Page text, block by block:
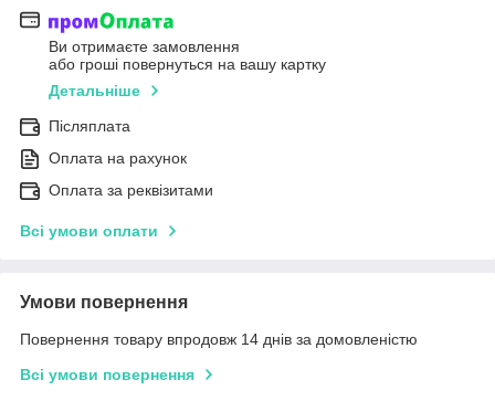
Ви отримаєте замовлення
або гроші повернуться на вашу картку
Детальніше
Післяплата
Оплата на рахунок
Оплата за реквізитами
Всі умови оплати
Умови повернення
Повернення товару впродовж 14 днів за домовленістю
Всі умови повернення